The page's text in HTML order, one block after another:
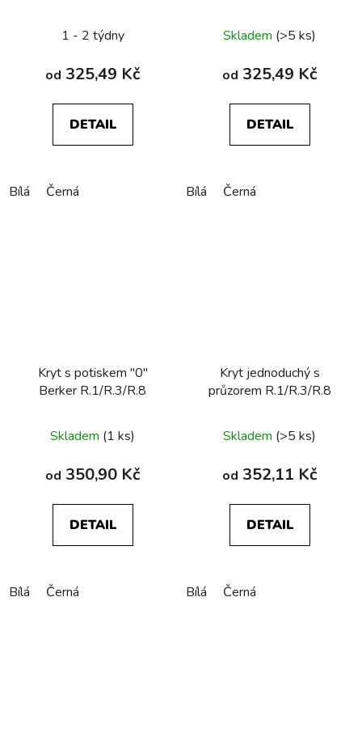
1 - 2 týdny
od 325,49 Kč
DETAIL
Bílá Černá
Skladem (>5 ks)
od 325,49 Kč
DETAIL
Bílá Černá
Kryt s potiskem "0"
Berker R.1/R.3/R.8
Skladem (1 ks)
od 350,90 Kč
DETAIL
Bílá Černá
Kryt jednoduchý s
průzorem R.1/R.3/R.8
Skladem (>5 ks)
od 352,11 Kč
DETAIL
Bílá Černá